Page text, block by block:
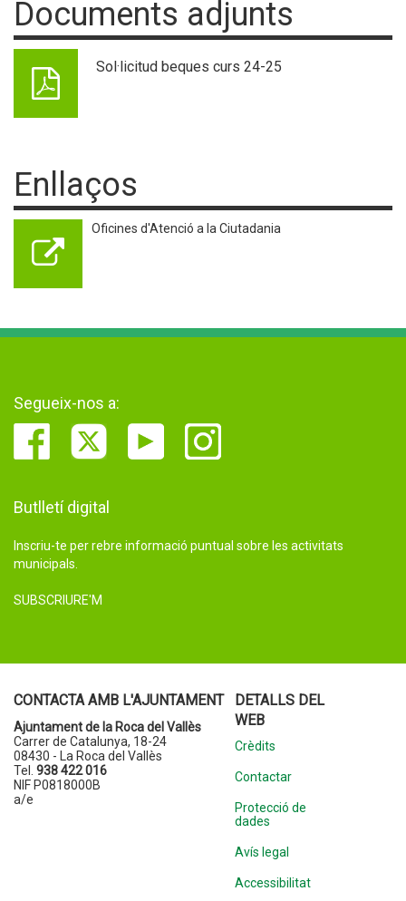
Documents adjunts
Sol·licitud beques curs 24-25
Enllaços
Oficines d'Atenció a la Ciutadania
Segueix-nos a:
Butlletí digital
Inscriu-te per rebre informació puntual sobre les activitats
municipals.
SUBSCRIURE'M
CONTACTA AMB L'AJUNTAMENT
Ajuntament de la Roca del Vallès
Carrer de Catalunya, 18-24
08430 - La Roca del Vallès
Tel. 938 422 016
NIF P0818000B
a/e
DETALLS DEL
WEB
Crèdits
Contactar
Protecció de
dades
Avís legal
Accessibilitat